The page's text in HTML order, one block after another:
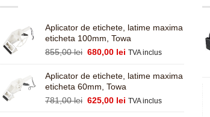
Aplicator de etichete, latime maxima
eticheta 100mm, Towa
855,00lei Prețul
a
fost:
855,00 lei.
680,00 lei Prețul
este:
680,00 lei.
TVA inclus
Aplicator de etichete, latime maxima
eticheta 60mm, Towa
781,00lei Prețul
625,00 lei Prețul
TVA inclus